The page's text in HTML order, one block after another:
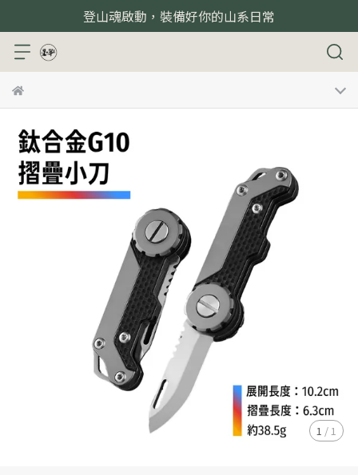
登山魂啟動，裝備好你的山系日常
1 / 1